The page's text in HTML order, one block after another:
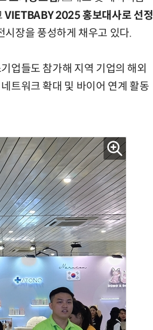
VIETBABY 2025 홍보대사로 선정
시장을 풍성하게 채우고 있다.
업들도 참가해 지역 기업의 해외
트워크 확대 및 바이어 연계 활동